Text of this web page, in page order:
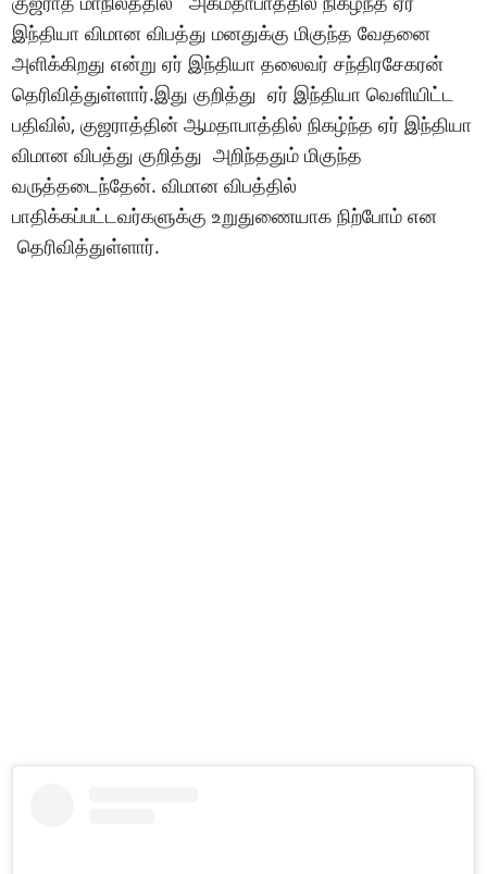
இந்தியா விமான விபத்து மனதுக்கு மிகுந்த வேதனை
அளிக்கிறது என்று ஏர் இந்தியா தலைவர் சந்திரசேகரன்
தெரிவித்துள்ளார்.இது குறித்து ஏர் இந்தியா வெளியிட்ட
பதிவில், குஜராத்தின் ஆமதாபாத்தில் நிகழ்ந்த ஏர் இந்தியா
விமான விபத்து குறித்து அறிந்ததும் மிகுந்த
வருத்தடைந்தேன். விமான விபத்தில்
பாதிக்கப்பட்டவர்களுக்கு உறுதுணையாக நிற்போம் என
தெரிவித்துள்ளார்.